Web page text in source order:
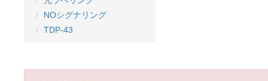
NOシグナリング
TDP-43